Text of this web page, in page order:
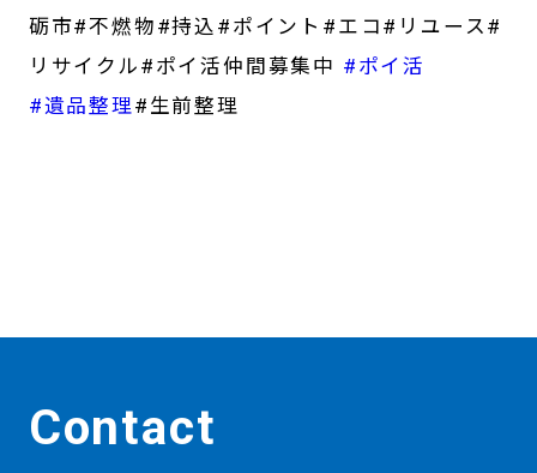
砺市#不燃物#持込#ポイント#エコ#リユース#
リサイクル#ポイ活仲間募集中 #ポイ活
#遺品整理#生前整理
Contact